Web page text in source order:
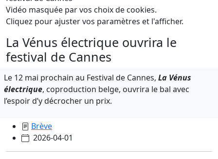
Vidéo masquée par vos choix de cookies.
Cliquez pour ajuster vos paramètres et l'afficher.
La Vénus électrique ouvrira le
festival de Cannes
Le 12 mai prochain au Festival de Cannes, La Vénus
électrique, coproduction belge, ouvrira le bal avec
l’espoir d’y décrocher un prix.
Brève
2026-04-01